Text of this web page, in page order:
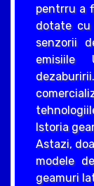
pentrru a
dotate
senzorii
emisiile
Istoria
Astazi,
modele
geamuri